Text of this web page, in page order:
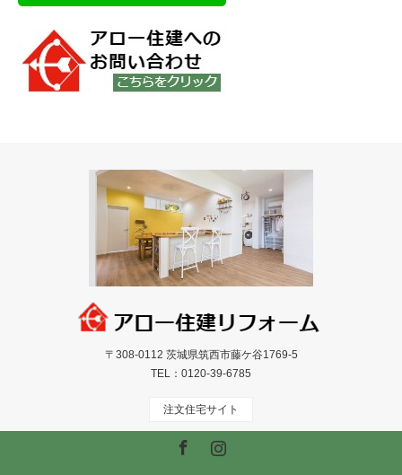
〒308-0112 茨城県筑西市藤ケ谷1769-5
TEL： 0120-39-6785
注文住宅サイト